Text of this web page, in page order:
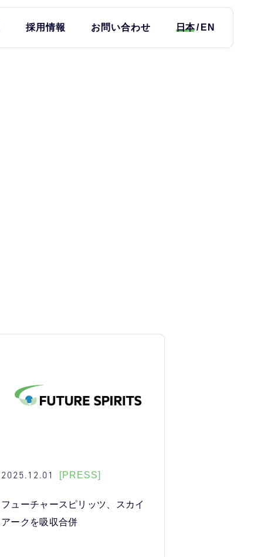
採用情報 お問い合わせ 日本 EN
2025.12.01 [PRESS]
フューチャースピリッツ、スカイ
アークを吸収合併